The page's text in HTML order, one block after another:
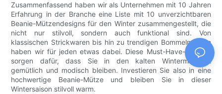
Zusammenfassend haben wir als Unternehmen mit 10 Jahren
Erfahrung in der Branche eine Liste mit 10 unverzichtbaren
Beanie-Mützendesigns für den Winter zusammengestellt, die
nicht nur stilvoll, sondern auch funktional sind. Von
klassischen Strickwaren bis hin zu trendigen Bommelmützen
haben wir für jeden etwas dabei. Diese Must-Have-Designs
sorgen dafür, dass Sie in den kalten Wintermonaten
gemütlich und modisch bleiben. Investieren Sie also in eine
hochwertige Beanie-Mütze und bleiben Sie in dieser
Wintersaison stilvoll warm.